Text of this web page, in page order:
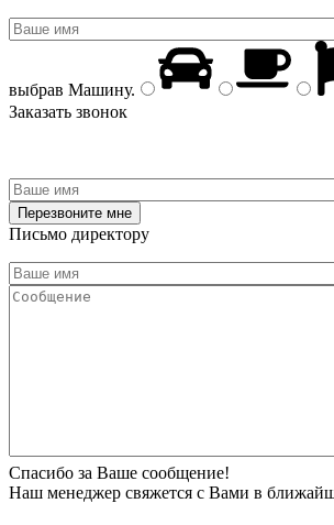
выбрав Машину.
Заказать звонок
Письмо директору
Спасибо за Ваше сообщение!
Наш менеджер свяжется с Вами в